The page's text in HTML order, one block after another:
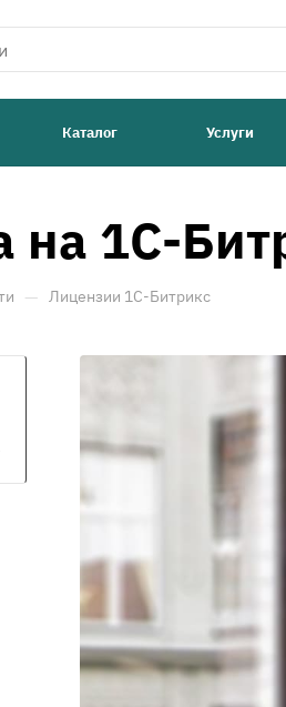
Каталог Услуги
на 1С-
— Лицензии 1С-Битрикс